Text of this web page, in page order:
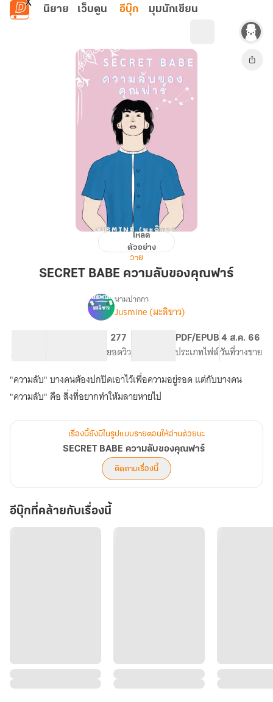
ข้ามไปยังเนื้อหาหลัก
นิยาย เว็บตูน อีบุ๊ก มุมนักเขียน
SECRET
ความ
ของ
คุณ
โหลด
ตัวอย่าง
วาย
SECRET BABE ความลับของคุณฟาร์
เรื่องSECRET
คุณ
ฟาร์
นามปากกา
Jusmine (มะลิขาว)
จำนวนคำ จำนวนหน้า (A5)
277
ยอดวิวระดับเนื้อหา
PDF/EPUB
ประเภทไฟล์
4 ส.ค. 66
วันที่วางขาย
"ความลับ" บางคนต้องปกปิดเอาไว้เพื่อความอยู่รอด แต่กับบางคน
"ความลับ" คือ สิ่งที่อยากทำให้มลายหายไป
เรื่องนี้ยังมีในรูปแบบรายตอนให้อ่านด้วยนะ
SECRET BABE ความลับของคุณฟาร์
ติดตามเรื่องนี้
อีบุ๊กที่คล้ายกับเรื่องนี้